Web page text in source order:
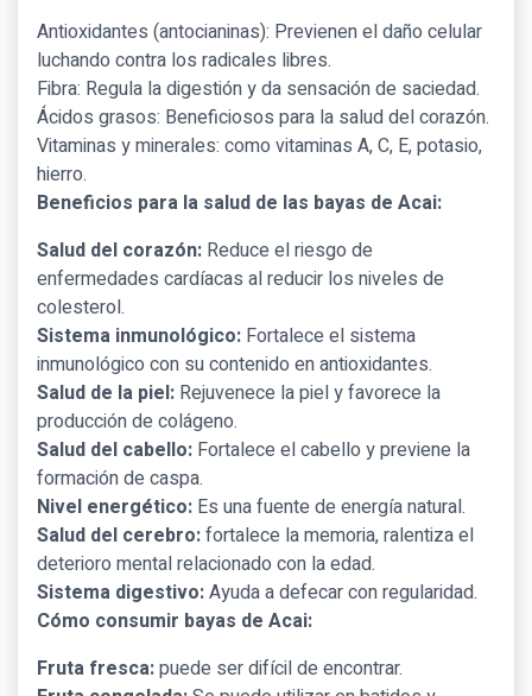
Antioxidantes (antocianinas): Previenen el daño celular
luchando contra los radicales libres.
Fibra: Regula la digestión y da sensación de saciedad.
Ácidos grasos: Beneficiosos para la salud del corazón.
Vitaminas y minerales: como vitaminas A, C, E, potasio,
hierro.
Beneficios para la salud de las bayas de Acai:
Salud del corazón: Reduce el riesgo de
enfermedades cardíacas al reducir los niveles de
colesterol.
Sistema inmunológico: Fortalece el sistema
inmunológico con su contenido en antioxidantes.
Salud de la piel: Rejuvenece la piel y favorece la
producción de colágeno.
Salud del cabello: Fortalece el cabello y previene la
formación de caspa.
Nivel energético: Es una fuente de energía natural.
Salud del cerebro:fortalece la memoria, ralentiza el
deterioro mental relacionado con la edad.
Sistema digestivo:Ayuda a defecar con regularidad.
Cómo consumir bayas de Acai:
Fruta fresca:puede ser difícil de encontrar.